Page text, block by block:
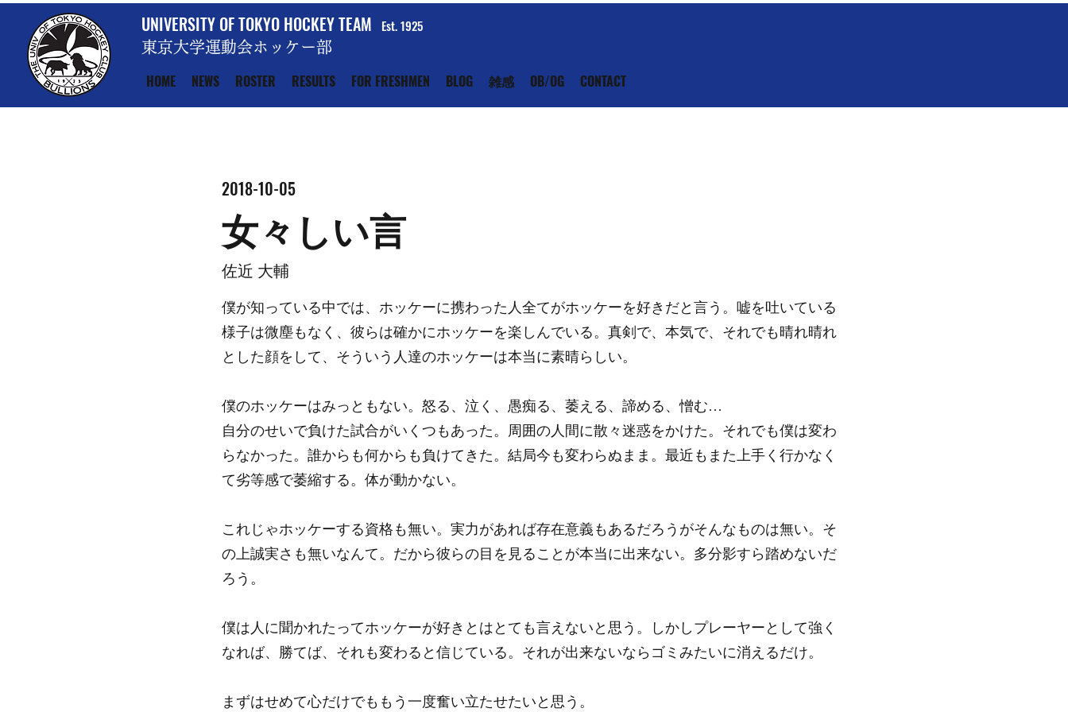
UNIVERSITY OF TOKYO HOCKEY TEAM
東京大学運動会ホッケー部
Est. 1925
HOME NEWS ROSTER RESULTS FOR FRESHMEN BLOG 雑感 OB/OG CONTACT
2018-10-05
女々しい言
佐近 大輔
僕が知っている中では、ホッケーに携わった人全てがホッケーを好きだと言う。嘘を吐いている
様子は微塵もなく、彼らは確かにホッケーを楽しんでいる。真剣で、本気で、それでも晴れ晴れ
とした顔をして、そういう人達のホッケーは本当に素晴らしい。
僕のホッケーはみっともない。怒る、泣く、愚痴る、萎える、諦める、憎む…
自分のせいで負けた試合がいくつもあった。周囲の人間に散々迷惑をかけた。それでも僕は変わ
らなかった。誰からも何からも負けてきた。結局今も変わらぬまま。最近もまた上手く行かなく
て劣等感で萎縮する。体が動かない。
これじゃホッケーする資格も無い。実力があれば存在意義もあるだろうがそんなものは無い。そ
の上誠実さも無いなんて。だから彼らの目を見ることが本当に出来ない。多分影すら踏めないだ
ろう。
僕は人に聞かれたってホッケーが好きとはとても言えないと思う。しかしプレーヤーとして強く
なれば、勝てば、それも変わると信じている。それが出来ないならゴミみたいに消えるだけ。
まずはせめて心だけでももう一度奮い立たせたいと思う。